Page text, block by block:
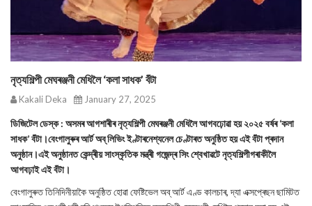
নৃত্যশিল্পী মেঘৰঞ্জনী মেধিলৈ ‘কলা সাধক’ বঁটা
Kakali Deka January 27, 2025
ডিজিটেল ডেস্ক : অসমৰ আগশাৰীৰ নৃত্যশিল্পী মেঘৰঞ্জনী মেধিলৈ আগবঢ়োৱা হয় ২০২৫ বৰ্ষৰ ‘কলা
সাধক’ বঁটা।বেংগালুৰুৰ আৰ্ট অব্ লিভিং ইণ্টাৰনেশ্যনেল চেণ্টাৰত অনুষ্ঠিত হয় এই বঁটা প্ৰদান
অনুষ্ঠান।এই অনুষ্ঠানত কেন্দ্ৰীয় সাংস্কৃতিক মন্ত্ৰী গজেন্দ্ৰ সিং শ্বেখাৱটে নৃত্যশিল্পীগৰাকীলৈ
আগবঢ়াই এই বঁটা।
বেংগালুৰুত তিনিদিনীয়াকৈ অনুষ্ঠিত হোৱা ফেষ্টিভেল অব্ আৰ্ট এণ্ড কালচাৰ, দ্যা এক্সপ্ৰেছন ছামিটত